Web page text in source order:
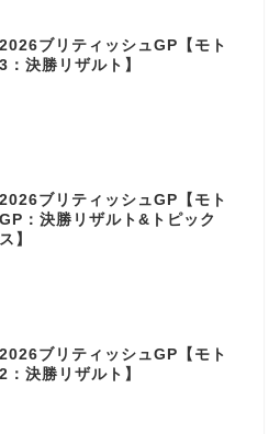
2026ブリティッシュGP【モト
3：決勝リザルト】
2026ブリティッシュGP【モト
GP：決勝リザルト&トピック
ス】
2026ブリティッシュGP【モト
2：決勝リザルト】